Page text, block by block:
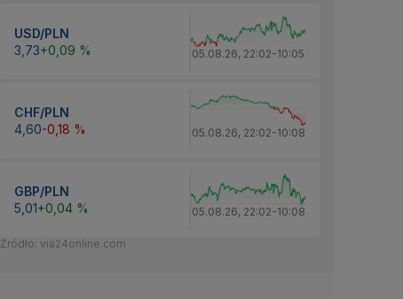
USD/PLN
3,73+0,09 % 05.08.26, 22:02-10:05
CHF/PLN
4,60-0,18 % 05.08.26, 22:02-10:08
GBP/PLN
5,01+0,04 % 05.08.26, 22:02-10:08
Źródło: via24online.com